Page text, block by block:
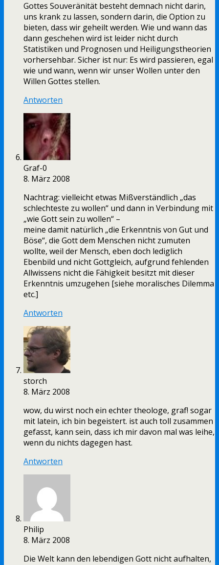
Gottes Souveränität besteht demnach nicht darin,
uns krank zu lassen, sondern darin, die Option zu
bieten, dass wir geheilt werden. Wie und wann das
dann geschehen wird ist leider nicht durch
Statistiken und Prognosen und Heiligungstheorien
vorhersehbar. Sicher ist nur: Es wird passieren, egal
wie und wann, wenn wir unser Wollen unter den
Willen Gottes stellen.
Antworten
Graf-0
8. März 2008
Nachtrag: vielleicht etwas Mißverständlich „das
schlechteste zu wollen“ und dann in Verbindung mit
„wie Gott sein zu wollen“ –
meine damit natürlich „die Erkenntnis von Gut und
Böse“, die Gott dem Menschen nicht zumuten
wollte, weil der Mensch, eben doch lediglich
Ebenbild und nicht Gottgleich, aufgrund fehlenden
Allwissens nicht die Fähigkeit besitzt mit dieser
Erkenntnis umzugehen [siehe moralisches Dilemma
etc.]
Antworten
storch
8. März 2008
wow, du wirst noch ein echter theologe, graf! sogar
mit latein, ich bin begeistert. ist auch toll zusammen
gefasst, kann sein, dass ich mir davon mal was leihe,
wenn du nichts dagegen hast.
Antworten
Philip
8. März 2008
Die Welt kann den lebendigen Gott nicht aufhalten,